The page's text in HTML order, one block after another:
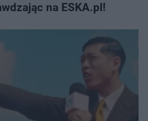
na ESKA.pl!